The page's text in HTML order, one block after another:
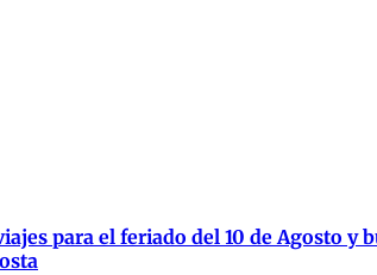
para el feriado del 10 de Agosto y